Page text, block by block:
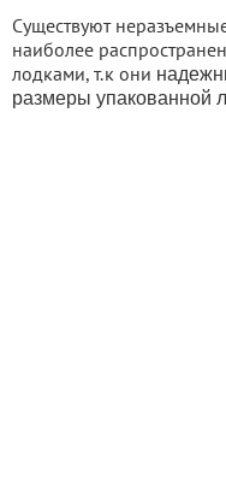
Существуют
наиболее
лодками, т.к они
размеры упакованной